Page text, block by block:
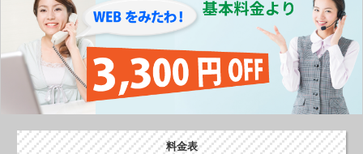
料金表